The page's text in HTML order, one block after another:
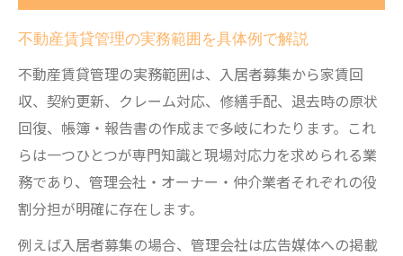
不動産賃貸管理の実務範囲を具体例で解説
不動産賃貸管理の実務範囲は、入居者募集から家賃回
収、契約更新、クレーム対応、修繕手配、退去時の原状
回復、帳簿・報告書の作成まで多岐にわたります。これ
らは一つひとつが専門知識と現場対応力を求められる業
務であり、管理会社・オーナー・仲介業者それぞれの役
割分担が明確に存在します。
例えば入居者募集の場合、管理会社は広告媒体への掲載